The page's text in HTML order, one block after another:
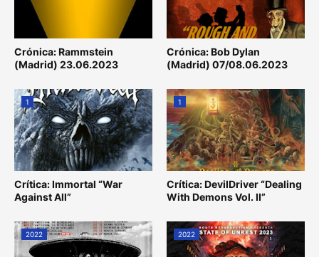
Crónica: Rammstein
(Madrid) 23.06.2023
Crónica: Bob Dylan
(Madrid) 07/08.06.2023
1
Crítica: Immortal “War
Against All”
1
Crítica: DevilDriver “Dealing
With Demons Vol. II”
2022 2022